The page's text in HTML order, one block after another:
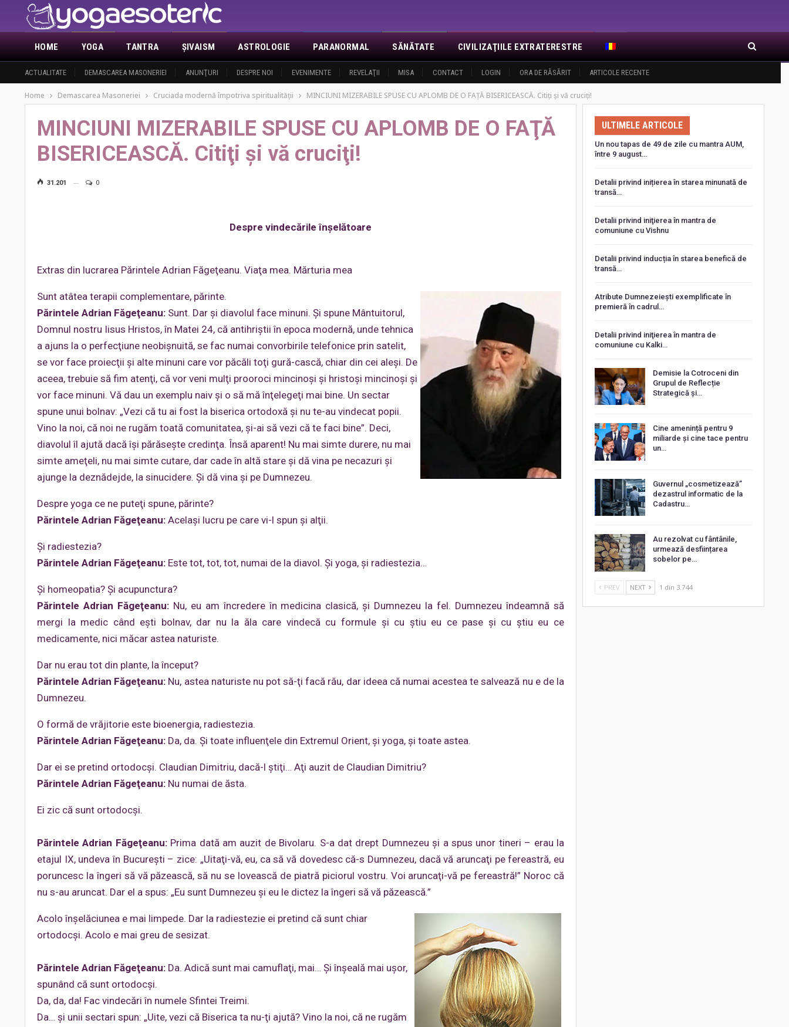
HOME
ACTUALITATE DEMASCAREA MASONERIEI ANUNŢURI DESPRE NOI EVENIMENTE REVELAŢII MISA CONTACT LOGIN ORA DE RĂSĂRIT ARTICOLE RECENTE
YOGA TANTRA ŞIVAISM ASTROLOGIE PARANORMAL SĂNĂTATE CIVILIZAŢIILE EXTRATERESTRE
Home Demascarea Masoneriei Cruciada modernă împotriva spiritualităţii MINCIUNI MIZERABILE SPUSE CU APLOMB DE O FAŢĂ BISERICEASCĂ. Citiţi şi vă cruciţi!
MINCIUNI MIZERABILE SPUSE CU APLOMB DE O FAŢĂ
BISERICEASCĂ. Citiţi şi vă cruciţi!
31.201 0
Despre vindecările înşelătoare
Extras din lucrarea Părintele Adrian Făgeţeanu. Viaţa mea. Mărturia mea
Sunt atâtea terapii complementare, părinte.
Părintele Adrian Făgeţeanu: Sunt. Dar şi diavolul face minuni. Şi spune Mântuitorul,
Domnul nostru Iisus Hristos, în Matei 24, că antihriştii în epoca modernă, unde tehnica
a ajuns la o perfecţiune neobişnuită, se fac numai convorbirile telefonice prin satelit,
se vor face proiecţii şi alte minuni care vor păcăli toţi gură-cască, chiar din cei aleşi. De
aceea, trebuie să fim atenţi, că vor veni mulţi prooroci mincinoşi şi hristoşi mincinoşi şi
vor face minuni. Vă dau un exemplu naiv şi o să mă înţelegeţi mai bine. Un sectar
spune unui bolnav: „Vezi că tu ai fost la biserica ortodoxă şi nu te-au vindecat popii.
Vino la noi, că noi ne rugăm toată comunitatea, şi-ai să vezi că te faci bine”. Deci,
diavolul îl ajută dacă îşi părăseşte credinţa. Însă aparent! Nu mai simte durere, nu mai
simte ameţeli, nu mai simte cutare, dar cade în altă stare şi dă vina pe necazuri şi
ajunge la deznădejde, la sinucidere. Şi dă vina şi pe Dumnezeu.
Despre yoga ce ne puteţi spune, părinte?
Părintele Adrian Făgeţeanu: Acelaşi lucru pe care vi-l spun şi alţii.
Şi radiestezia?
Părintele Adrian Făgeţeanu: Este tot, tot, tot, numai de la diavol. Şi yoga, şi radiestezia…
Şi homeopatia? Şi acupunctura?
Părintele Adrian Făgeţeanu:Nu, eu am încredere în medicina clasică, şi Dumnezeu la fel. Dumnezeu îndeamnă să
mergi la medic când eşti bolnav, dar nu la ăla care vindecă cu formule şi cu ştiu eu ce pase şi cu ştiu eu ce
medicamente, nici măcar astea naturiste.
Dar nu erau tot din plante, la început?
Părintele Adrian Făgeţeanu: Nu, astea naturiste nu pot să-ţi facă rău, dar ideea că numai acestea te salvează nu e de la
Dumnezeu.
O formă de vrăjitorie este bioenergia, radiestezia.
Părintele Adrian Făgeţeanu: Da, da. Şi toate influenţele din Extremul Orient, şi yoga, şi toate astea.
Dar ei se pretind ortodocşi. Claudian Dimitriu, dacă-l ştiţi… Aţi auzit de Claudian Dimitriu?
Părintele Adrian Făgeţeanu: Nu numai de ăsta.
Ei zic că sunt ortodocşi.
Părintele Adrian Făgeţeanu:Prima dată am auzit de Bivolaru. S-a dat drept Dumnezeu şi a spus unor tineri – erau la
etajul IX, undeva în Bucureşti – zice: „Uitaţi-vă, eu, ca să vă dovedesc că-s Dumnezeu, dacă vă aruncaţi pe fereastră, eu
poruncesc la îngeri să vă păzească, să nu se lovească de piatră piciorul vostru. Voi aruncaţi-vă pe fereastră!” Noroc că
nu s-au aruncat. Dar el a spus: „Eu sunt Dumnezeu şi eu le dictez la îngeri să vă păzească.”
Acolo înşelăciunea e mai limpede. Dar la radiestezie ei pretind că sunt chiar
ortodocşi. Acolo e mai greu de sesizat.
Părintele Adrian Făgeţeanu: Da. Adică sunt mai camuflaţi, mai… Şi înşeală mai uşor,
spunând că sunt ortodocşi.
Da, da, da! Fac vindecări în numele Sfintei Treimi.
Da… şi unii sectari spun: „Uite, vezi că Biserica ta nu-ţi ajută? Vino la noi, că ne rugăm
ULTIMELE ARTICOLE
Un nou tapas de 49 de zile cu mantra AUM,
între 9 august…
Detalii privind inițierea în starea minunată de
transă…
Detalii privind iniţierea în mantra de
comuniune cu Vishnu
Detalii privind inducția în starea benefică de
transă…
Atribute Dumnezeiești exemplificate în
premieră în cadrul…
Detalii privind iniţierea în mantra de
comuniune cu Kalki…
Demisie la Cotroceni din
Grupul de Reflecție
Strategică și…
Cine amenință pentru 9
miliarde și cine tace pentru
un…
Guvernul „cosmetizează”
dezastrul informatic de la
Cadastru…
Au rezolvat cu fântânile,
urmează desființarea
sobelor pe…
PREV NEXT 1 din 3.744